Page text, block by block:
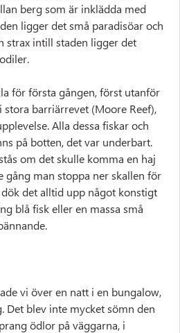
berg som är inklädda med
ligger det små paradisöar och
strax intill staden ligger det
för första gången, först utanför
stora barriärrevet (Moore Reef),
Alla dessa fiskar och
på botten, det var underbart.
om det skulle komma en haj
gång man stoppa ner skallen för
det alltid upp något konstigt
blå fisk eller en massa små
vi över en natt i en bungalow,
Det blev inte mycket sömn den
ödlor på väggarna, i